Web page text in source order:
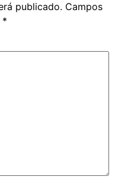
publicado. Campos
*